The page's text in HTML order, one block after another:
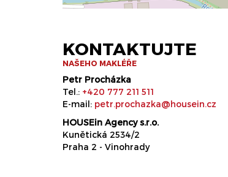
KONTAKTUJTE
NAŠEHO MAKLÉŘE
Petr Procházka
Tel.: +420 777 211 511
E-mail: petr.prochazka@housein.cz
HOUSEin Agency s.r.o.
Kunětická 2534/2
Praha 2 - Vinohrady